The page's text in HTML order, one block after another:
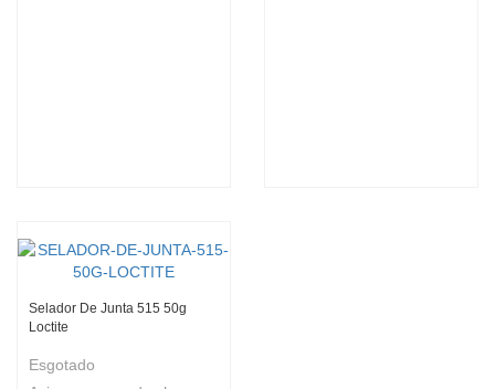
Selador De Junta 515 50g
Loctite
Esgotado